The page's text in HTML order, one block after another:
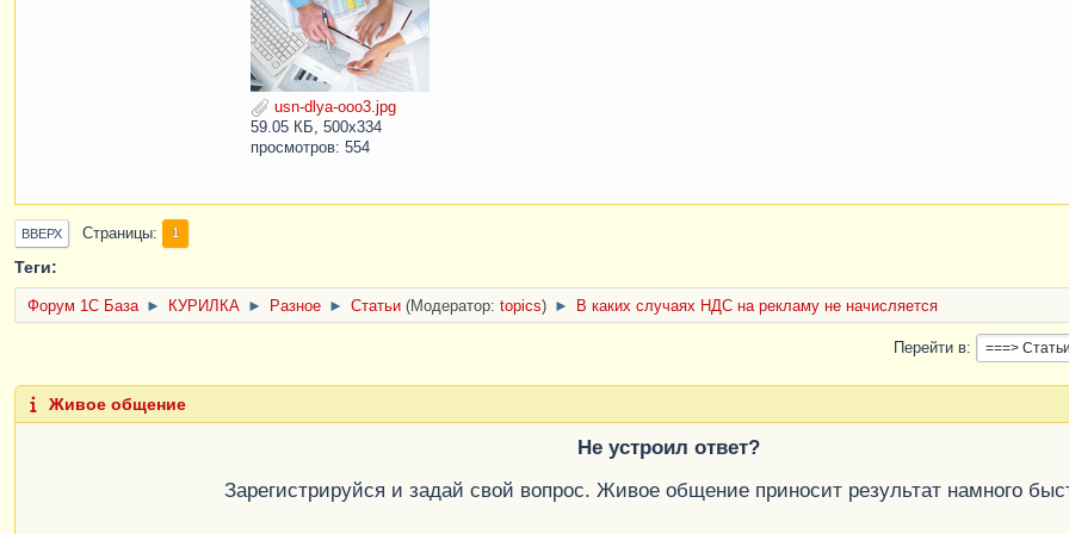
usn-dlya-ooo3.jpg
59.05 КБ, 500x334
просмотров: 554
ВВЕРХ Страницы 1
Теги:
Форум 1C База ► КУРИЛКА ► Разное ► Статьи (Модератор: topics) ► В каких случаях НДС на рекламу не начисляется
Перейти в
Живое общение
Не устроил ответ?
Зарегистрируйся и задай свой вопрос. Живое общение приносит результат намного